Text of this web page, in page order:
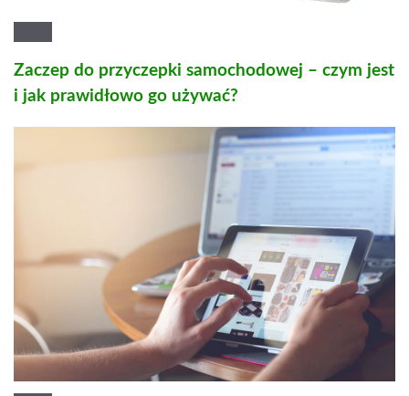
Zaczep do przyczepki samochodowej – czym jest
i jak prawidłowo go używać?